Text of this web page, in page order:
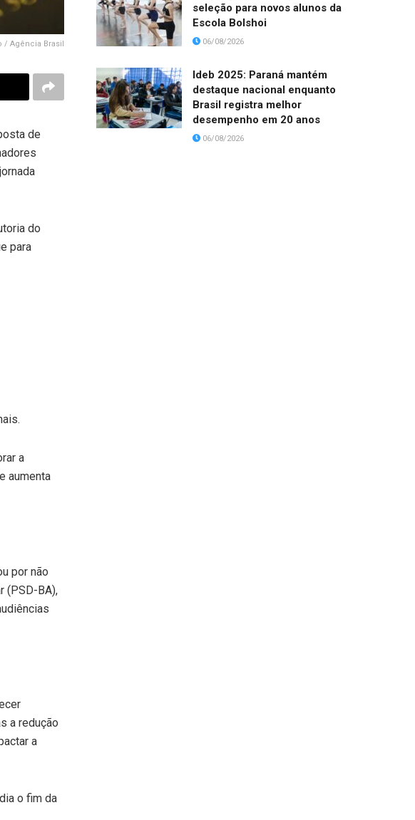
/ Agência Brasil
de
do
para
a
aumenta
por não
(PSD-BA),
a redução
a
o fim da
seleção para novos alunos da
Escola Bolshoi
06/08/2026
Ideb 2025: Paraná mantém
destaque nacional enquanto
Brasil registra melhor
desempenho em 20 anos
06/08/2026